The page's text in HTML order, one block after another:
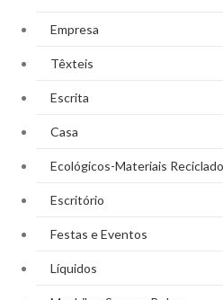
Empresa
Têxteis
Escrita
Casa
Ecológicos-Materiais
Escritório
Festas e Eventos
Líquidos